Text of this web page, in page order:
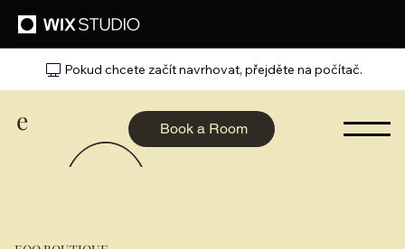
Pokud chcete začít navrhovat, přejděte na počítač.